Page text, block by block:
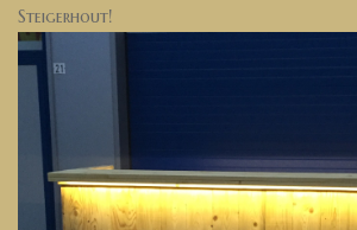
Steigerhout!